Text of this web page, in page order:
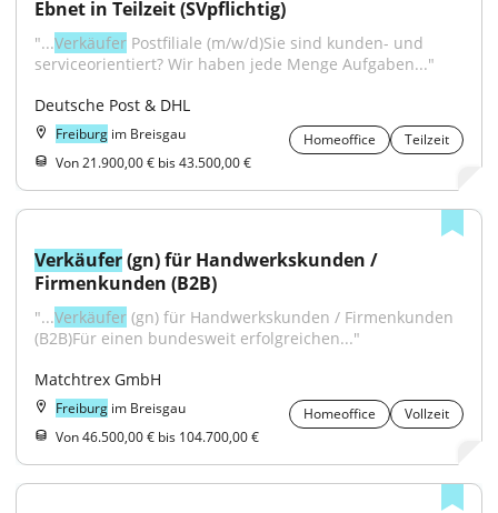
Ebnet in Teilzeit (SVpflichtig)
"...Verkäufer Postfiliale (m/w/d)Sie sind kunden- und
serviceorientiert? Wir haben jede Menge Aufgaben..."
Deutsche Post & DHL
Freiburg im Breisgau Homeoffice
Teilzeit
Von 21.900,00 € bis 43.500,00 €
Verkäufer (gn) für Handwerkskunden /
Firmenkunden (B2B)
"...Verkäufer (gn) für Handwerkskunden / Firmenkunden
(B2B)Für einen bundesweit erfolgreichen..."
Matchtrex GmbH
Freiburg im Breisgau Homeoffice
Vollzeit
Von 46.500,00 € bis 104.700,00 €